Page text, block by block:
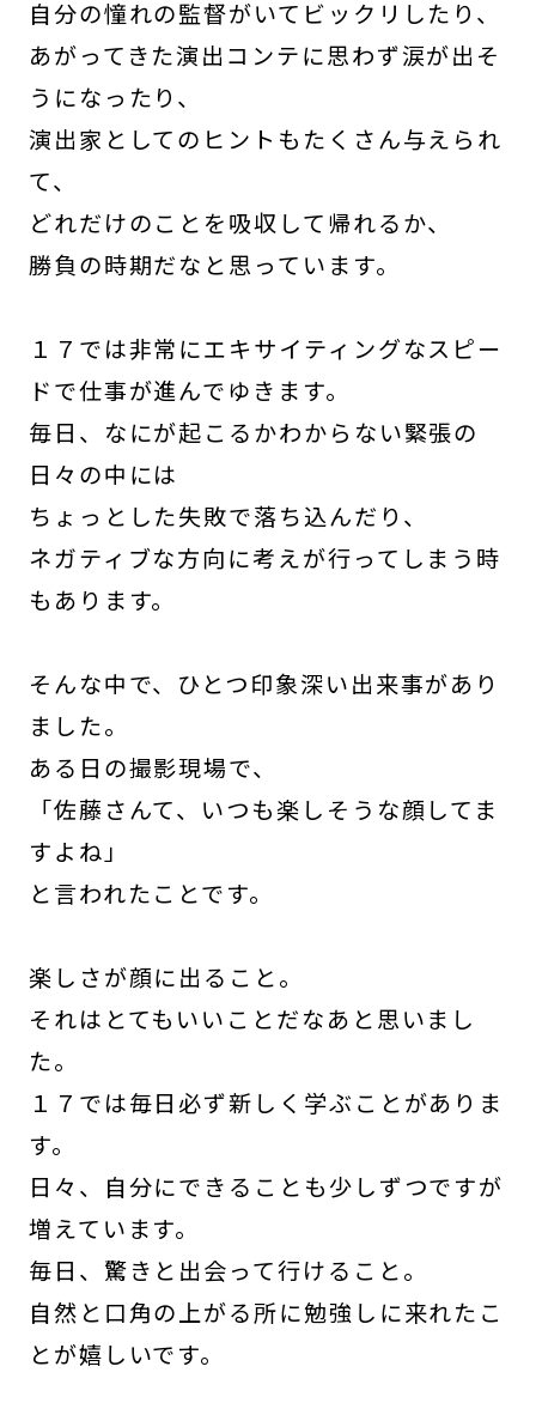
自分の憧れの監督がいてビックリしたり、
あがってきた演出コンテに思わず涙が出そ
うになったり、
演出家としてのヒントもたくさん与えられ
て、
どれだけのことを吸収して帰れるか、
勝負の時期だなと思っています。
１７では非常にエキサイティングなスピー
ドで仕事が進んでゆきます。
毎日、なにが起こるかわからない緊張の
日々の中には
ちょっとした失敗で落ち込んだり、
ネガティブな方向に考えが行ってしまう時
もあります。
そんな中で、ひとつ印象深い出来事があり
ました。
ある日の撮影現場で、
「佐藤さんて、いつも楽しそうな顔してま
すよね」
と言われたことです。
楽しさが顔に出ること。
それはとてもいいことだなあと思いまし
た。
１７では毎日必ず新しく学ぶことがありま
す。
日々、自分にできることも少しずつですが
増えています。
毎日、驚きと出会って行けること。
自然と口角の上がる所に勉強しに来れたこ
とが嬉しいです。